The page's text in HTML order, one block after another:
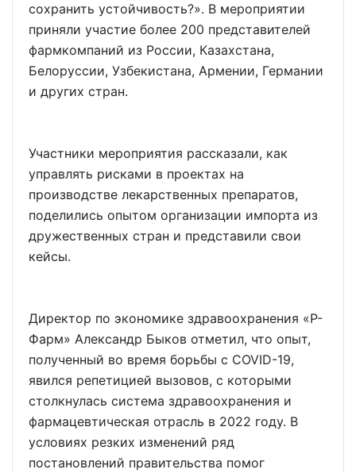
сохранить устойчивость?». В мероприятии
приняли участие более 200 представителей
фармкомпаний из России, Казахстана,
Белоруссии, Узбекистана, Армении, Германии
и других стран.
Участники мероприятия рассказали, как
управлять рисками в проектах на
производстве лекарственных препаратов,
поделились опытом организации импорта из
дружественных стран и представили свои
кейсы.
Директор по экономике здравоохранения «Р-
Фарм» Александр Быков отметил, что опыт,
полученный во время борьбы с COVID-19,
явился репетицией вызовов, с которыми
столкнулась система здравоохранения и
фармацевтическая отрасль в 2022 году. В
условиях резких изменений ряд
постановлений правительства помог